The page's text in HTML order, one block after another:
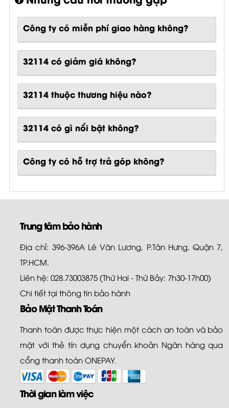
Công ty có miễn phí giao hàng không?
32114 có giảm giá không?
32114 thuộc thương hiệu nào?
32114có gì nổi bật không?
Công ty có hỗ trợ trả góp không?
Trung tâm bảo hành
Địa chỉ: 396-396A Lê Văn Lương, P.Tân Hưng, Quận 7,
TP.HCM.
Liên hệ: 028.73003875 (Thứ Hai - Thứ Bảy: 7h30-17h00)
Chi tiết tại thông tin bảo hành
Bảo Mật Thanh Toán
Thanh toán được thực hiện một cách an toàn và bảo
mật với thẻ tín dụng chuyển khoản Ngân hàng qua
cổng thanh toán ONEPAY.
Thời gian làm việc